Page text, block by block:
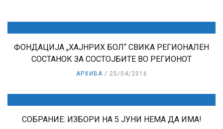
ФОНДАЦИЈА „ХАЈНРИХ БОЛ“ СВИКА РЕГИОНАЛЕН
СОСТАНОК ЗА СОСТОЈБИТЕ ВО РЕГИОНОТ
АРХИВА 25/04/2016
СОБРАНИЕ: ИЗБОРИ НА 5 ЈУНИ НЕМА ДА ИМА!